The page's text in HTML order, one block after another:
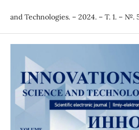
and Technologies. – 2024. – Т. 1. – №.